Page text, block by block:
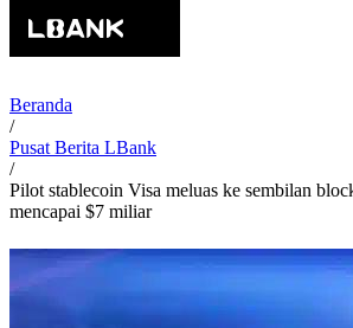
Beranda
/
Pusat Berita LBank
/
Pilot stablecoin Visa meluas ke sembilan
mencapai $7 miliar